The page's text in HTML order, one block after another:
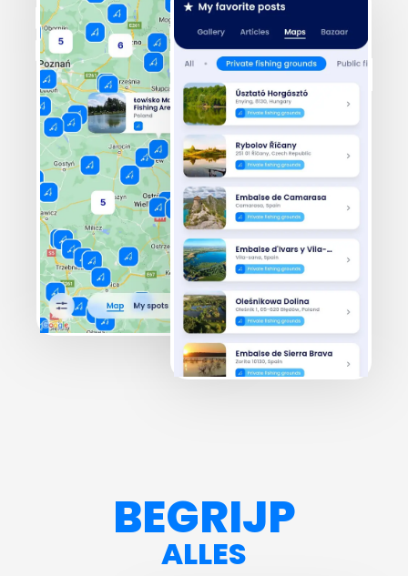
BEGRIJP
ALLES